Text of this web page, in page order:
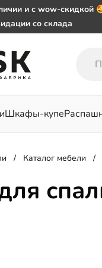
и с wow-скидкой
со склада
от 50 000 ₽
Наш Whatsapp
Шкафы-купе
Для гостиной Для
Каталог мебели